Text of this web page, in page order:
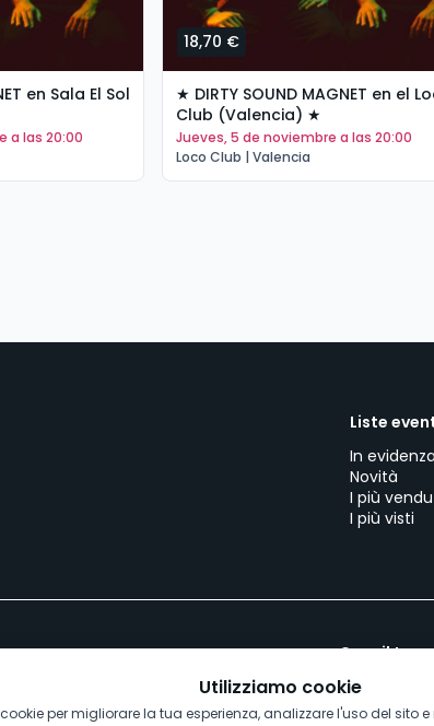
en Sala El Sol
a las 20:00
18,70 €
★ DIRTY SOUND MAGNET en el
Club (Valencia) ★
jueves, 5 de noviembre a las 20:00
Loco Club | Valencia
Liste
In evidenza
Novità
I più
I più visti
Crea il tuo
Utilizziamo cookie
per migliorare la tua esperienza, analizzare l'uso del sito